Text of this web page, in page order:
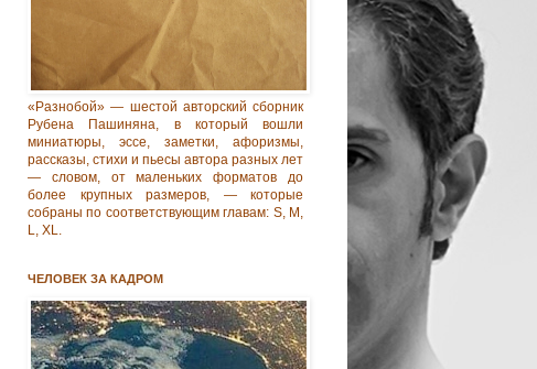
«Разнобой» — шестой авторский сборник
Рубена Пашиняна, в который вошли
миниатюры, эссе, заметки, афоризмы,
рассказы, стихи и пьесы автора разных лет
— словом, от маленьких форматов до
более крупных размеров, — которые
собраны по соответствующим главам: S, M,
L, XL.
ЧЕЛОВЕК ЗА КАДРОМ